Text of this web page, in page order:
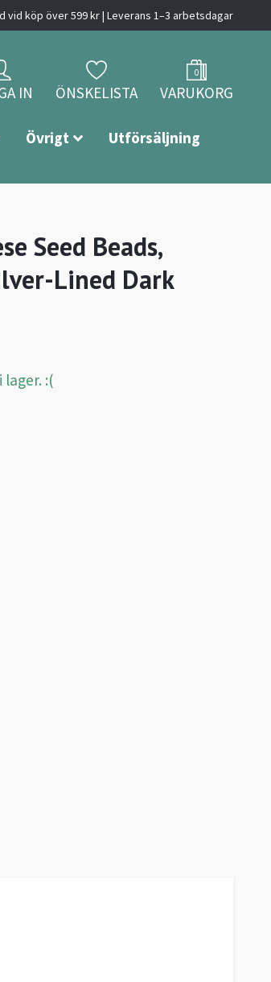
vid köp över 599 kr | Leverans 1–3 arbetsdagar
IN ÖNSKELISTA
0
VARUKORG
Övrigt Utförsäljning
Seed Beads,
Lined Dark
:(